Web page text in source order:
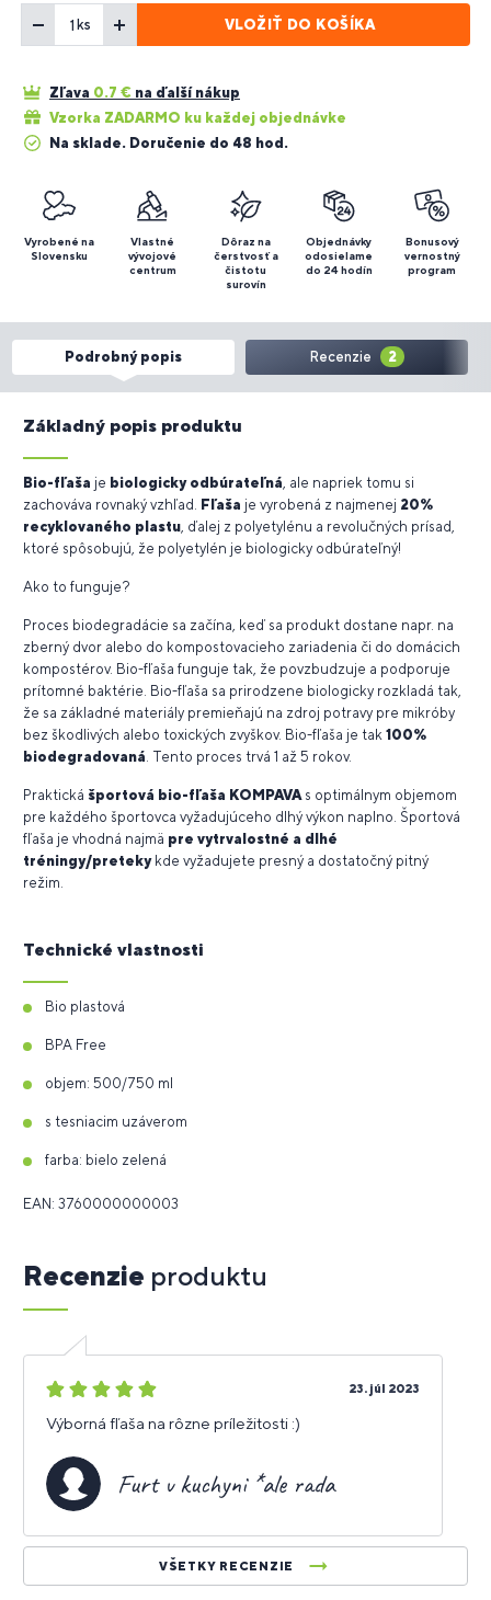
ks VLOŽIŤ DO KOŠÍKA
Zľava 0.7 € na ďalší nákup
Vzorka ZADARMO ku každej objednávke
Na sklade. Doručenie do 48 hod.
Vyrobené na
Slovensku
Vlastné
vývojové
centrum
Dôraz na
čerstvosť a
čistotu
surovín
Objednávky
odosielame
do 24 hodín
Bonusový
vernostný
program
Podrobný popis Recenzie 2
Základný popis produktu
Bio-fľaša je biologicky odbúrateľná, ale napriek tomu si
zachováva rovnaký vzhľad. Fľaša je vyrobená z najmenej 20%
recyklovaného plastu, ďalej z polyetylénu a revolučných prísad,
ktoré spôsobujú, že polyetylén je biologicky odbúrateľný!
Ako to funguje?
Proces biodegradácie sa začína, keď sa produkt dostane napr. na
zberný dvor alebo do kompostovacieho zariadenia či do domácich
kompostérov. Bio-fľaša funguje tak, že povzbudzuje a podporuje
prítomné baktérie. Bio-fľaša sa prirodzene biologicky rozkladá tak,
že sa základné materiály premieňajú na zdroj potravy pre mikróby
bez škodlivých alebo toxických zvyškov. Bio-fľaša je tak 100%
biodegradovaná. Tento proces trvá 1 až 5 rokov.
Praktická športová bio-fľaša KOMPAVA s optimálnym objemom
pre každého športovca vyžadujúceho dlhý výkon naplno. Športová
fľaša je vhodná najmä pre vytrvalostné a dlhé
tréningy/preteky kde vyžadujete presný a dostatočný pitný
režim.
Technické vlastnosti
Bio plastová
BPA Free
objem: 500/750 ml
s tesniacim uzáverom
farba: bielo zelená
EAN: 3760000000003
Recenzie produktu
VŠETKY RECENZIE
5
23. júl 2023
Výborná fľaša na rôzne príležitosti :)
Furt v kuchyni *ale rada